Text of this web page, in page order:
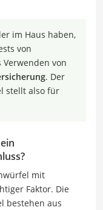
im Haus haben,
von
von
. Der
stellt also für
mit
Faktor. Die
bestehen aus